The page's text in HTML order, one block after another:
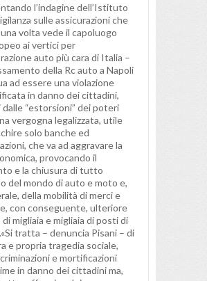
l’indagine dell’Istituto
sulle assicurazioni che
volta vede il capoluogo
ai vertici per
auto più cara di Italia –
della Rc auto a Napoli
ad essere una violazione
in danno dei cittadini,
“estorsioni” dei poteri
vergogna legalizzata, utile
solo banche ed
che va ad aggravare la
provocando il
e la chiusura di tutto
del mondo di auto e moto e,
della mobilità di merci e
con conseguente, ulteriore
migliaia e migliaia di posti di
tratta – denuncia Pisani – di
e propria tragedia sociale,
e mortificazioni
in danno dei cittadini ma,